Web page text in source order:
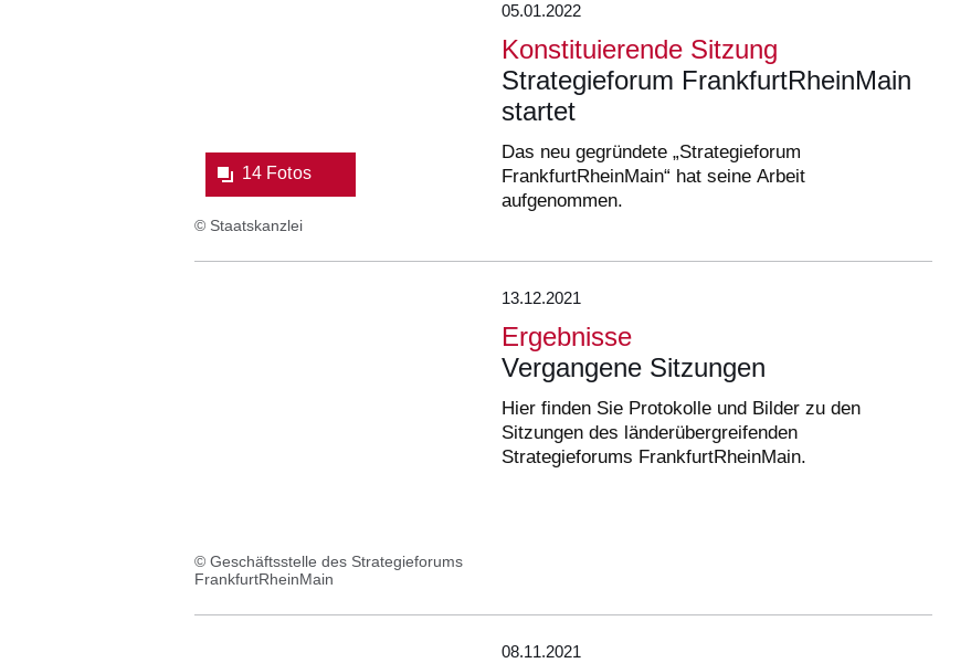
14 Fotos
© Staatskanzlei
05.01.2022
Konstituierende Sitzung
Strategieforum FrankfurtRheinMain
startet
Das neu gegründete „Strategieforum
FrankfurtRheinMain“ hat seine Arbeit
aufgenommen.
© Geschäftsstelle des Strategieforums
FrankfurtRheinMain
13.12.2021
Ergebnisse
Vergangene Sitzungen
Hier finden Sie Protokolle und Bilder zu den
Sitzungen des länderübergreifenden
Strategieforums FrankfurtRheinMain.
08.11.2021